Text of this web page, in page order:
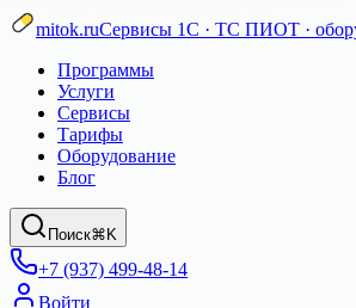
mitok.ruСервисы 1С · ТС ПИОТ ·
Программы
Услуги
Сервисы
Тарифы
Оборудование
Блог
Поиск⌘K
+7 (937) 499-48-14
Войти